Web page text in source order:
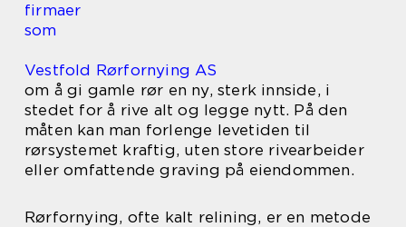
firmaer
som
Vestfold Rørfornying AS
om å gi gamle rør en ny, sterk innside, i
stedet for å rive alt og legge nytt. På den
måten kan man forlenge levetiden til
rørsystemet kraftig, uten store rivearbeider
eller omfattende graving på eiendommen.
Rørfornying, ofte kalt relining, er en metode